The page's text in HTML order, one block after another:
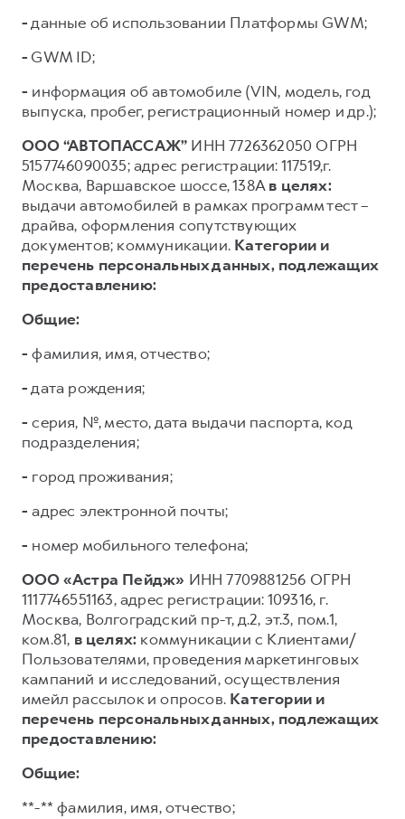
-данные об использовании Платформы GWM;
- GWM ID;
- информация об автомобиле (VIN, модель, год
выпуска, пробег, регистрационный номер и др.);
ООО “АВТОПАССАЖ” ИНН 7726362050 ОГРН
5157746090035; адрес регистрации: 117519,г.
Москва, Варшавское шоссе, 138Ав целях:
выдачи автомобилей в рамках программ тест –
драйва, оформления сопутствующих
документов; коммуникации. Категории и
перечень персональных данных, подлежащих
предоставлению:
Общие:
- фамилия, имя, отчество;
-дата рождения;
- серия, №, место, дата выдачи паспорта, код
подразделения;
- город проживания;
- адрес электронной почты;
- номер мобильного телефона;
ООО «Астра Пейдж» ИНН 7709881256 ОГРН
1117746551163, адрес регистрации: 109316, г.
Москва, Волгоградский пр-т, д.2, эт.3, пом.1,
ком.81, в целях: коммуникации с Клиентами/
Пользователями, проведения маркетинговых
кампаний и исследований, осуществления
имейл рассылок и опросов. Категории и
перечень персональных данных, подлежащих
предоставлению:
Общие:
**-** фамилия, имя, отчество;